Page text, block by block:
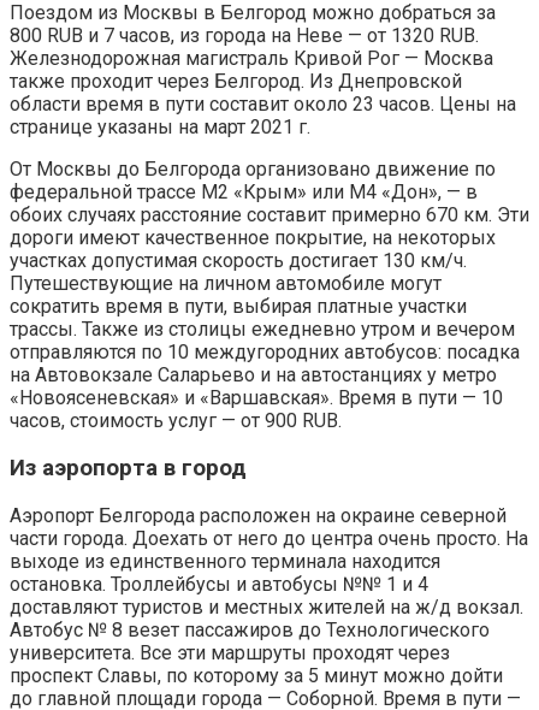
Поездом из Москвы в Белгород можно добраться за
800 RUB и 7 часов, из города на Неве — от 1320 RUB.
Железнодорожная магистраль Кривой Рог — Москва
также проходит через Белгород. Из Днепровской
области время в пути составит около 23 часов. Цены на
странице указаны на март 2021 г.
От Москвы до Белгорода организовано движение по
федеральной трассе М2 «Крым» или М4 «Дон», — в
обоих случаях расстояние составит примерно 670 км. Эти
дороги имеют качественное покрытие, на некоторых
участках допустимая скорость достигает 130 км/ч.
Путешествующие на личном автомобиле могут
сократить время в пути, выбирая платные участки
трассы. Также из столицы ежедневно утром и вечером
отправляются по 10 междугородних автобусов: посадка
на Автовокзале Саларьево и на автостанциях у метро
«Новоясеневская» и «Варшавская». Время в пути — 10
часов, стоимость услуг — от 900 RUB.
Из аэропорта в город
Аэропорт Белгорода расположен на окраине северной
части города. Доехать от него до центра очень просто. На
выходе из единственного терминала находится
остановка. Троллейбусы и автобусы №№ 1 и 4
доставляют туристов и местных жителей на ж/д вокзал.
Автобус № 8 везет пассажиров до Технологического
университета. Все эти маршруты проходят через
проспект Славы, по которому за 5 минут можно дойти
до главной площади города — Соборной. Время в пути —